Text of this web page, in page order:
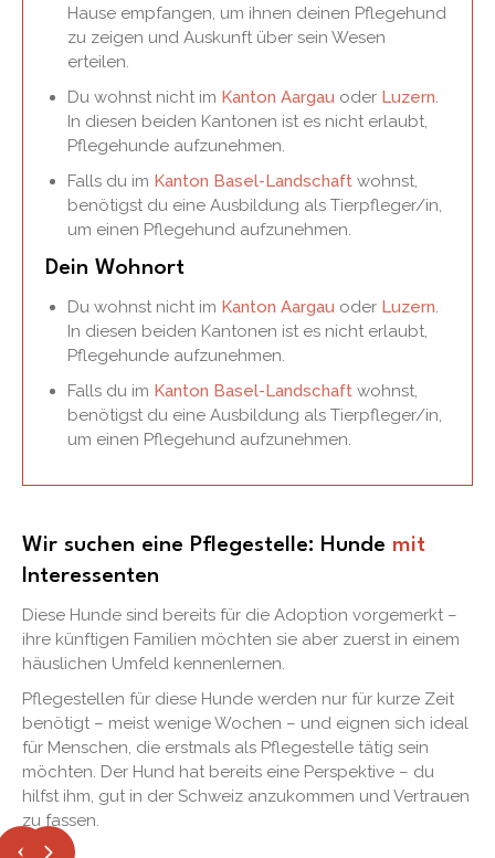
Hause empfangen, um ihnen deinen Pflegehund
zu zeigen und Auskunft über sein Wesen
erteilen.
Du wohnst nicht im Kanton Aargau oder Luzern.
In diesen beiden Kantonen ist es nicht erlaubt,
Pflegehunde aufzunehmen.
Falls du im Kanton Basel-Landschaft wohnst,
benötigst du eine Ausbildung als Tierpfleger/in,
um einen Pflegehund aufzunehmen.
Dein Wohnort
Du wohnst nicht im Kanton Aargau oder Luzern.
In diesen beiden Kantonen ist es nicht erlaubt,
Pflegehunde aufzunehmen.
Falls du im Kanton Basel-Landschaft wohnst,
benötigst du eine Ausbildung als Tierpfleger/in,
um einen Pflegehund aufzunehmen.
Wir suchen eine Pflegestelle: Hunde mit
Interessenten
Diese Hunde sind bereits für die Adoption vorgemerkt –
ihre künftigen Familien möchten sie aber zuerst in einem
häuslichen Umfeld kennenlernen.
Pflegestellen für diese Hunde werden nur für kurze Zeit
benötigt – meist wenige Wochen – und eignen sich ideal
für Menschen, die erstmals als Pflegestelle tätig sein
möchten. Der Hund hat bereits eine Perspektive – du
hilfst ihm, gut in der Schweiz anzukommen und Vertrauen
zu fassen.